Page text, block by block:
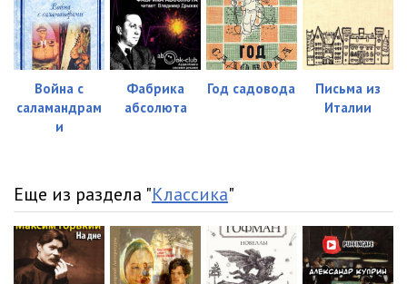
Война с
саламандрам
и
Фабрика
абсолюта
Год садовода
Письма из
Италии
Еще из раздела "Классика"